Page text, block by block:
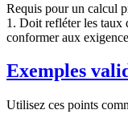
Requis pour un calcul
1. Doit refléter les taux
conformer aux
Exemples
Utilisez ces points